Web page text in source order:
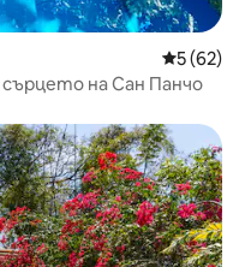
Средна
5 (62)
на Сан Панчо